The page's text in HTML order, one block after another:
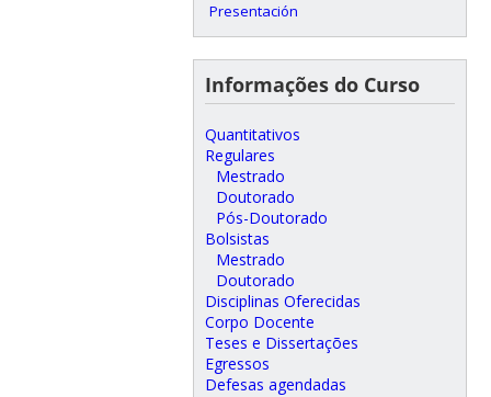
Presentación
Informações do Curso
Quantitativos
Regulares
Mestrado
Doutorado
Pós-Doutorado
Bolsistas
Mestrado
Doutorado
Disciplinas Oferecidas
Corpo Docente
Teses e Dissertações
Egressos
Defesas agendadas